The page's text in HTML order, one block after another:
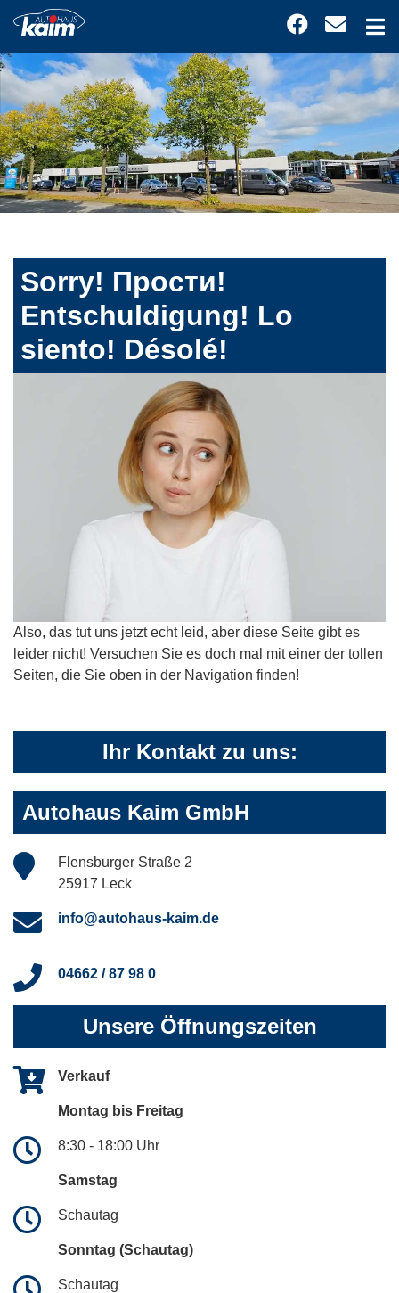
Sorry! Прости!
Entschuldigung! Lo
siento! Désolé!
Also, das tut uns jetzt echt leid, aber diese Seite gibt es
leider nicht! Versuchen Sie es doch mal mit einer der tollen
Seiten, die Sie oben in der Navigation finden!
Ihr Kontakt zu uns:
Autohaus Kaim GmbH
Flensburger Straße 2
25917 Leck
info@autohaus-kaim.de
04662 / 87 98 0
Unsere Öffnungszeiten
Verkauf
Montag bis Freitag
8:30 - 18:00 Uhr
Samstag
Schautag
Sonntag (Schautag)
Schautag